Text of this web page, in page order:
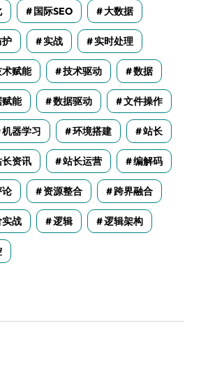
国际SEO 大数据
护 实战 实时处理
术赋能 技术驱动 数据
能 数据驱动 文件操作
机器学习 环境搭建 站长
长资讯 站长运营 编解码
论 资源整合 跨界融合
战 逻辑 逻辑架构